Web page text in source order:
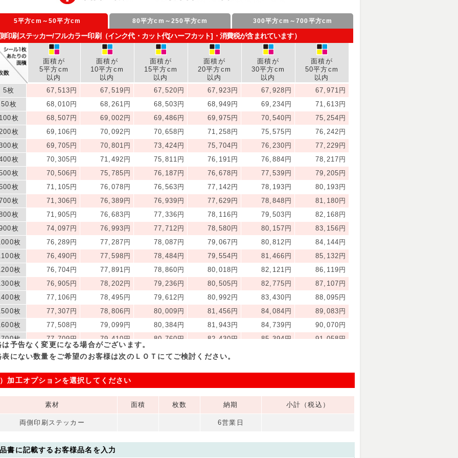
5平方cm～50平方cm 80平方cm～250平方cm 300平方cm～700平方cm
印刷ステッカー/フルカラー印刷（インク代・カット代[ハーフカット]・消費税が含まれています）
面積が
5平方cm
以内
面積が
10平方cm
以内
面積が
15平方cm
以内
面積が
20平方cm
以内
面積が
30平方cm
以内
面積が
50平方cm
以内
5枚
67,513円 67,519円 67,520円 67,923円 67,928円
67,971円
50枚
68,010円 68,261円 68,503円 68,949円 69,234円
71,613円
枚
68,507円 69,002円 69,486円 69,975円 70,540円
75,254円
枚
69,106円 70,092円 70,658円 71,258円 75,575円
76,242円
枚
69,705円 70,801円 73,424円 75,704円 76,230円
77,229円
枚
70,305円 71,492円 75,811円 76,191円 76,884円
78,217円
枚
70,506円 75,785円 76,187円 76,678円 77,539円
79,205円
枚
71,105円 76,078円 76,563円 77,142円 78,193円
80,193円
枚
71,306円 76,389円 76,939円 77,629円 78,848円
81,180円
枚
71,905円 76,683円 77,336円 78,116円 79,503円
82,168円
枚
74,097円 76,993円 77,712円 78,580円 80,157円
83,156円
枚
76,289円 77,287円 78,087円 79,067円 80,812円
84,144円
枚
76,490円 77,598円 78,484円 79,554円 81,466円
85,132円
枚
76,704円 77,891円 78,860円 80,018円 82,121円
86,119円
枚
76,905円 78,202円 79,236円 80,505円 82,775円
87,107円
枚
77,106円 78,495円 79,612円 80,992円 83,430円
88,095円
枚
77,307円 78,806円 80,009円 81,456円 84,084円
89,083円
枚
77,508円 79,099円 80,384円 81,943円 84,739円
90,070円
枚
77,709円 79,410円 80,760円 82,430円 85,394円
91,058円
枚
77,910円 79,703円 81,157円 82,894円
枚
78,312円 80,308円
80,335円 85,730円 88,645円 93,903円
112,066円
枚
81,353円 91,058円
枚
83,376円 87,868円
は予告なく変更になる場合がございます。
表にない数量をご希望のお客様は次のＬＯＴにてご検討ください。
加工オプションを選択してください
素材 面積 枚数 納期 小計（税込）
両側印刷ステッカー 6営業日
書に記載するお客様品名を入力